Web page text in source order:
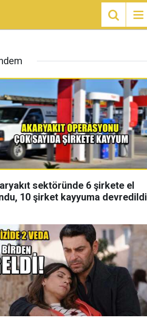
sektöründe 6 şirkete el
10 şirket kayyuma devredildi